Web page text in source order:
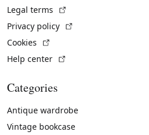
Legal terms
Privacy policy
Cookies
Help center
Categories
Antique wardrobe
Vintage bookcase